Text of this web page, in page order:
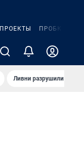
ПРОЕКТЫ ПРОБКИ
Ливни разрушили